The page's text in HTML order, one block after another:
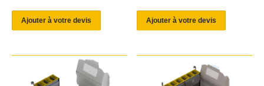
Ajouter à votre devis Ajouter à votre devis